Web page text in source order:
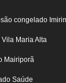
congelado
Maria Alta
Mairiporã
Saúde